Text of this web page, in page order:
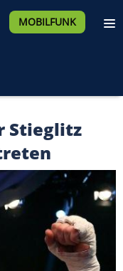
MOBILFUNK
Stieglitz